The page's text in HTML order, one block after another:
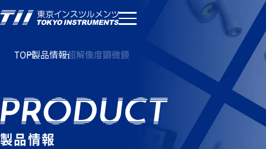
TOP製品情報超解像度顕微鏡
製品情報